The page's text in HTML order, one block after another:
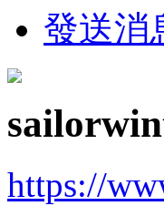
發送消
https://